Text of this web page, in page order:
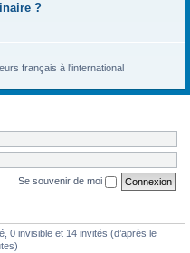
?
français à l'international
Se souvenir de moi
0 invisible et 14 invités (d’après le